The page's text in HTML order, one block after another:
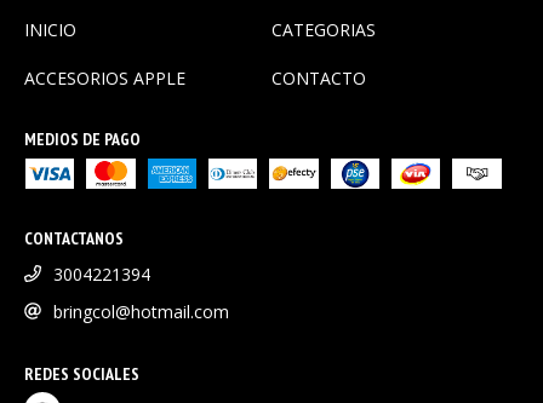
INICIO CATEGORIAS
ACCESORIOS APPLE CONTACTO
MEDIOS DE PAGO
CONTACTANOS
3004221394
bringcol@hotmail.com
REDES SOCIALES